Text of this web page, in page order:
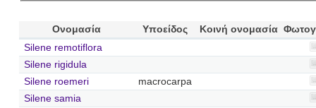
Ονομασία Υποείδος Κοινή ονομασία
Silene remotiflora
Silene rigidula
Silene roemeri
macrocarpa
Silene samia